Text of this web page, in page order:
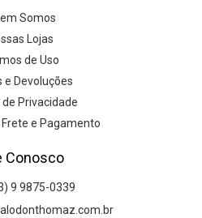
Somos
Lojas
de Uso
e Devoluções
de Privacidade
e Pagamento
Conosco
9 9875-0339